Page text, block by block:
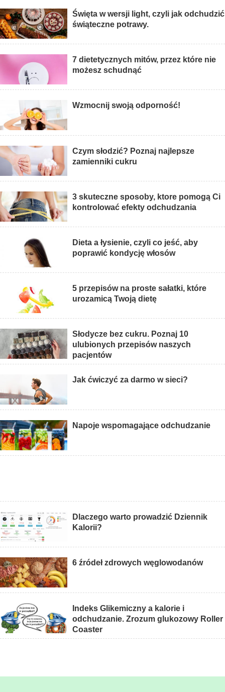
Święta w wersji light, czyli jak odchudzić
świąteczne potrawy.
7 dietetycznych mitów, przez które nie
możesz schudnąć
Wzmocnij swoją odporność!
Czym słodzić? Poznaj najlepsze
zamienniki cukru
3 skuteczne sposoby, ktore pomogą Ci
kontrolować efekty odchudzania
Dieta a łysienie, czyli co jeść, aby
poprawić kondycję włosów
5 przepisów na proste sałatki, które
urozamicą Twoją dietę
Słodycze bez cukru. Poznaj 10
ulubionych przepisów naszych
pacjentów
Jak ćwiczyć za darmo w sieci?
Napoje wspomagające odchudzanie
Dlaczego warto prowadzić Dziennik
Kalorii?
6 źródeł zdrowych węglowodanów
Indeks Glikemiczny a kalorie i
odchudzanie. Zrozum glukozowy Roller
Coaster